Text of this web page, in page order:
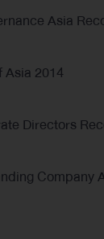
Asia
2014
Directors
Company